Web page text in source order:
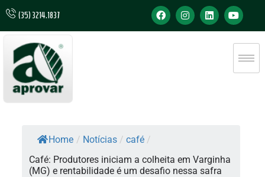
(35) 3214.1837
Home / Notícias / café /
Café: Produtores iniciam a colheita em Varginha
(MG) e rentabilidade é um desafio nessa safra